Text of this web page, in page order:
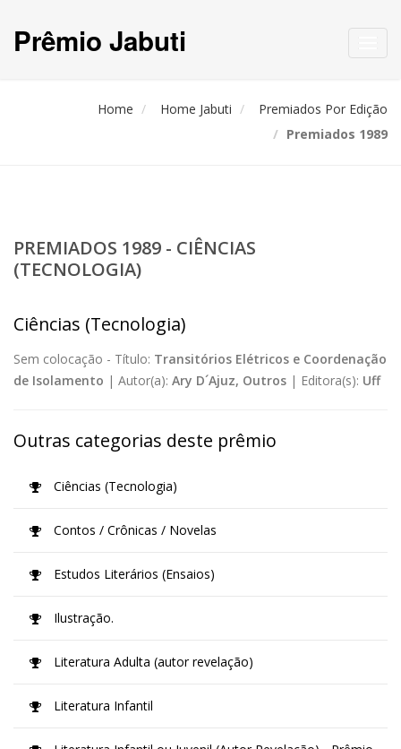
Prêmio Jabuti
Home Home Jabuti
Premiados Por Edição
Premiados 1989
PREMIADOS 1989 - CIÊNCIAS
(TECNOLOGIA)
Ciências (Tecnologia)
Sem colocação - Título: Transitórios Elétricos e Coordenação
de Isolamento | Autor(a): Ary D´Ajuz, Outros | Editora(s): Uff
Outras categorias deste prêmio
Ciências (Tecnologia)
Contos / Crônicas / Novelas
Estudos Literários (Ensaios)
Ilustração.
Literatura Adulta (autor revelação)
Literatura Infantil